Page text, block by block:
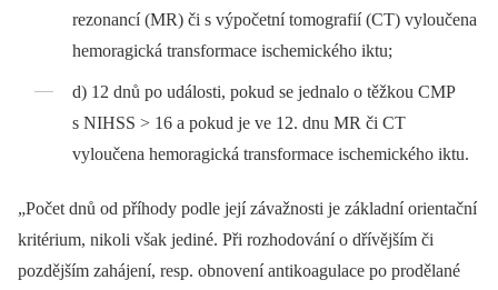
rezonancí (MR) či s výpočetní tomografií (CT) vyloučena
hemoragická transformace ischemického iktu;
d) 12 dnů po události, pokud se jednalo o těžkou CMP
s NIHSS > 16 a pokud je ve 12. dnu MR či CT
vyloučena hemoragická transformace ischemického iktu.
„Počet dnů od příhody podle její závažnosti je základní orientační
kritérium, nikoli však jediné. Při rozhodování o dřívějším či
pozdějším zahájení, resp. obnovení antikoagulace po prodělané